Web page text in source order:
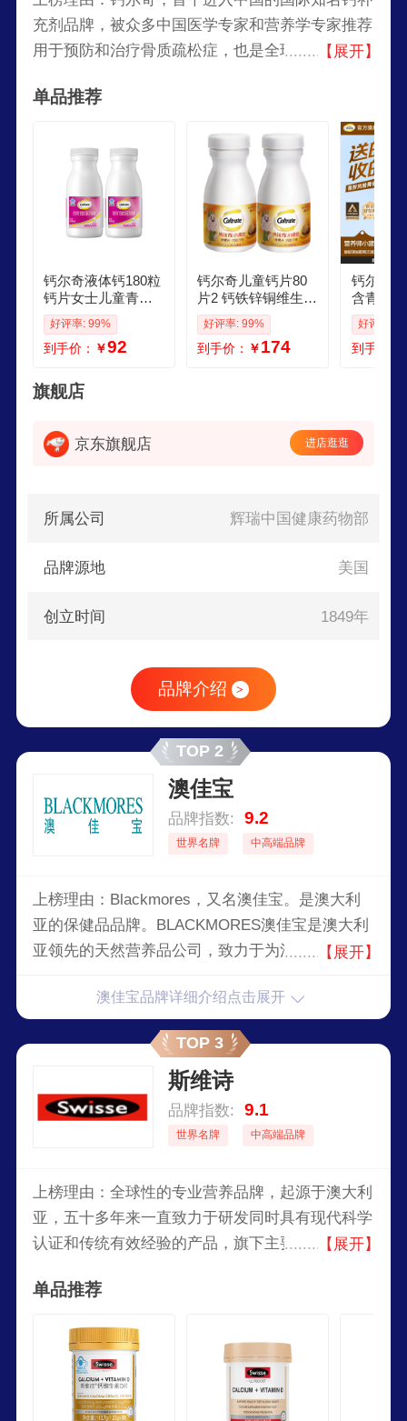
充剂品牌，被众多中国医学专家和营养学专家推荐
用于预防和治疗骨质疏松症，也是全球医生推荐较
氏。
【展开】
单品推荐
钙尔奇液体钙180粒
钙片女士儿童青少
年成人补钙 柠檬酸
钙维生素D软胶囊
好评率: 99%
到手价： ￥92
钙尔奇儿童钙片80
片2 钙铁锌铜维生素
D3 儿童补钙成长钙
咀嚼片410岁
好评率: 99%
到手价： ￥174
钙尔奇
含青少
儿童补
骨质疏
100粒2瓶
好评率:
到手价：
旗舰店
京东旗舰店 进店逛逛
所属公司 辉瑞中国健康药物部
品牌源地 美国
创立时间 1849年
品牌介绍 >
TOP 2
澳佳宝
品牌指数: 9.2
世界名牌 中高端品牌
上榜理由：Blackmores，又名澳佳宝。是澳大利
亚的保健品品牌。BLACKMORES澳佳宝是澳大利
亚领先的天然营养品公司，致力于为消费者提供安
品和健康咨询服务。提供一系列高品质的维生素、
矿物质、草药以及营养补充品。
【展开】
澳佳宝品牌详细介绍点击展开
TOP 3
斯维诗
品牌指数: 9.1
世界名牌 中高端品牌
上榜理由：全球性的专业营养品牌，起源于澳大利
亚，五十多年来一直致力于研发同时具有现代科学
认证和传统有效经验的产品，旗下主要产品包含多
性食品等。
【展开】
单品推荐